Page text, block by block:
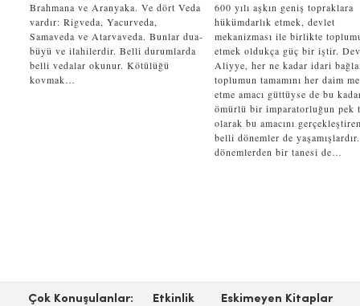
Brahmana ve Aranyaka. Ve dört Veda
vardır: Rigveda, Yacurveda,
Samaveda ve Atarvaveda. Bunlar dua-
büyü ve ilahilerdir. Belli durumlarda
belli vedalar okunur. Kötülüğü
kovmak…
600 yılı aşkın geniş topraklara
hükümdarlık etmek, devlet
mekanizması ile birlikte
etmek oldukça güç bir iştir.
Aliyye, her ne kadar idari
toplumun tamamını her daim
etme amacı güttüyse de bu
ömürlü bir imparatorluğun pek
olarak bu amacını
belli dönemler de
dönemlerden bir tanesi de…
Çok Konuşulanlar: Etkinlik Eskimeyen Kitaplar